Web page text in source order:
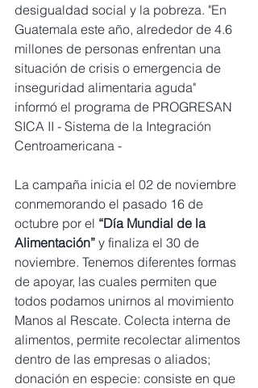
desigualdad social y la pobreza. "En
Guatemala este año, alrededor de 4.6
millones de personas enfrentan una
situación de crisis o emergencia de
inseguridad alimentaria aguda"
informó el programa de PROGRESAN
SICA II - Sistema de la Integración
Centroamericana -
La campaña inicia el 02 de noviembre
conmemorando el pasado 16 de
octubre por el “Día Mundial de la
Alimentación” y finaliza el 30 de
noviembre. Tenemos diferentes formas
de apoyar, las cuales permiten que
todos podamos unirnos al movimiento
Manos al Rescate. Colecta interna de
alimentos, permite recolectar alimentos
dentro de las empresas o aliados;
donación en especie: consiste en que